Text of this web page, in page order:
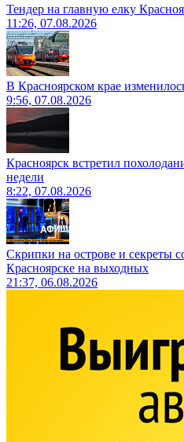
Тендер на главную елку
11:26, 07.08.2026
В Красноярском крае
9:56, 07.08.2026
Красноярск встретил
недели
8:22, 07.08.2026
Скрипки на острове и секреты
Красноярске на выходных
21:37, 06.08.2026